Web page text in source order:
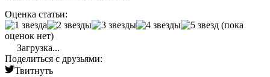
Оценка статьи:
(пока
оценок нет)
Загрузка...
Поделиться с друзьями:
Твитнуть